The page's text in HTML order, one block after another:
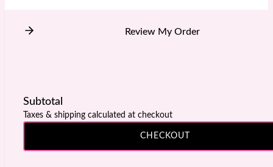
Review My Order
Subtotal
Taxes & shipping calculated at checkout
CHECKOUT